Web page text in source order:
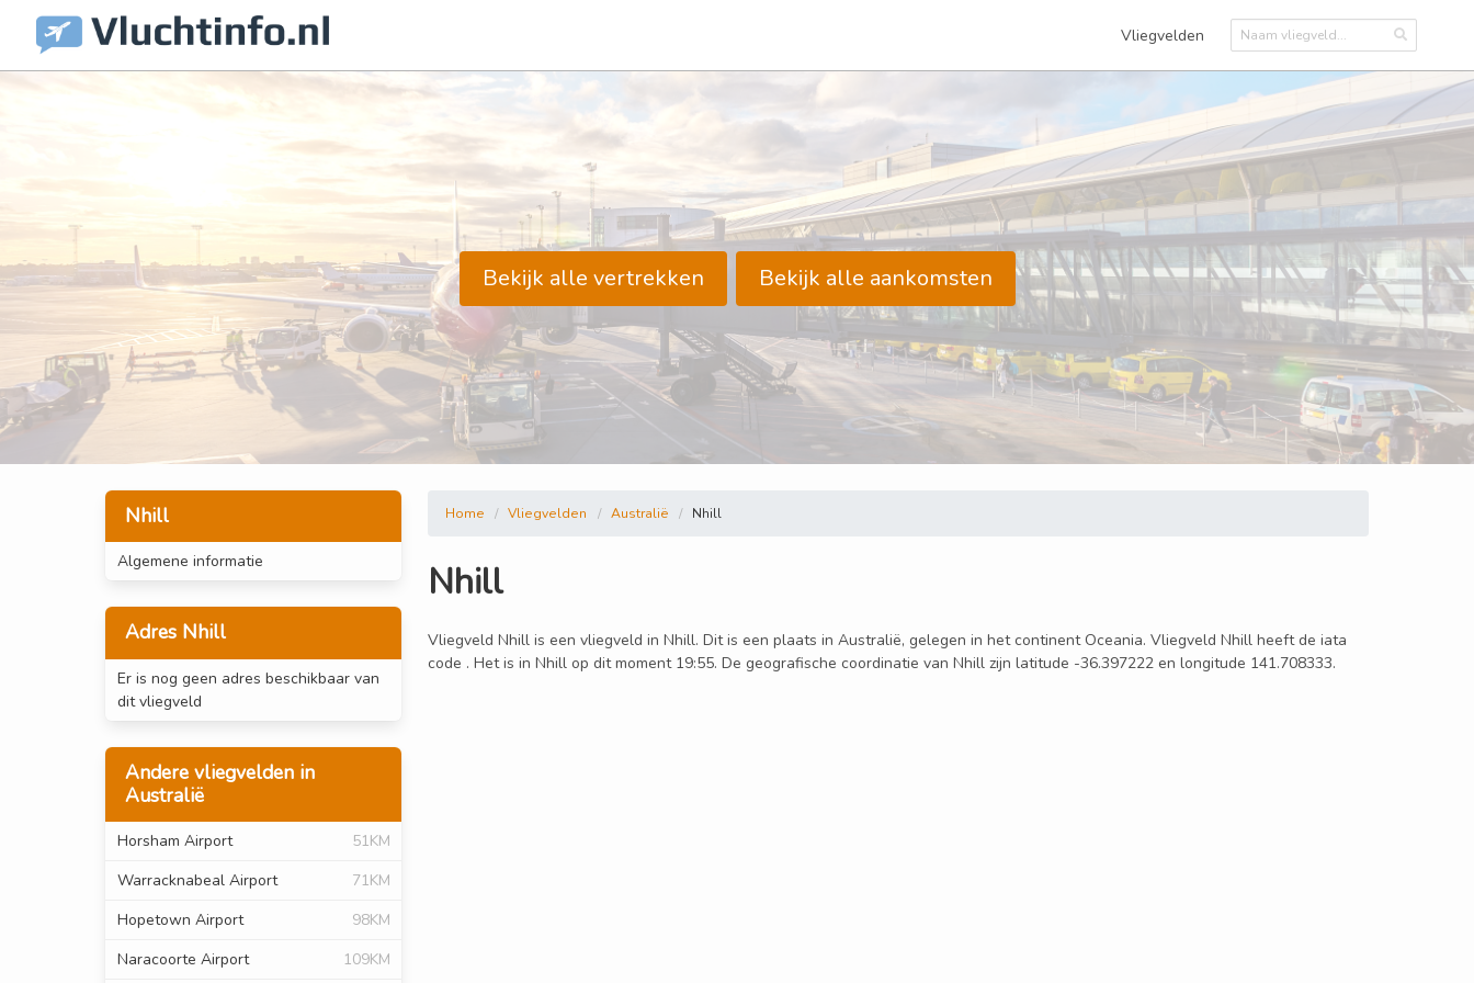
Vliegvelden
Bekijk alle vertrekken Bekijk alle aankomsten
Nhill
Algemene informatie
Adres Nhill
Er is nog geen adres beschikbaar van
dit vliegveld
Andere vliegvelden in
Australië
Horsham Airport
51KM
Warracknabeal Airport
71KM
Hopetown Airport
98KM
Naracoorte Airport
109KM
Home Vliegvelden Australië Nhill
Nhill
Vliegveld Nhill is een vliegveld in Nhill. Dit is een plaats in Australië, gelegen in het continent Oceania. Vliegveld Nhill heeft de iata
code . Het is in Nhill op dit moment 19:55. De geografische coordinatie van Nhill zijn latitude -36.397222 en longitude 141.708333.